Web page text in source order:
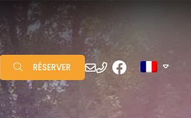
RÉSERVER